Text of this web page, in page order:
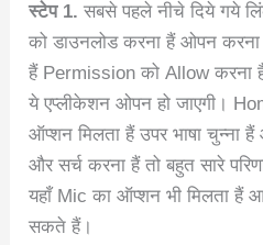
स्टेप 1. सबसे पहले नीचे दिये गये
को डाउनलोड करना हैं ओपन
हैं Permission को Allow करना
ये एप्लीकेशन ओपन हो जाएगी।
ऑप्शन मिलता हैं उपर भाषा चुन्ना
और सर्च करना हैं तो बहुत सारे
यहाँ Mic का ऑप्शन भी मिलता हैं
सकते हैं।